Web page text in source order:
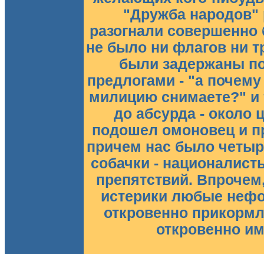
"Дружба народов"
разогнали совершенно
не было ни флагов ни
были задержаны
предлогами - "а
милицию снимаете?" и
до абсурда - около
подошел омоновец и
причем нас было
собачки -
препятствий.
истерики любые
откровенно
откровенно